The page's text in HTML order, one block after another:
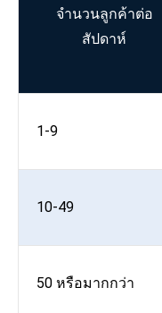
จำนวนลูกค้าต่อ
สัปดาห์
1-9
10-49
50 หรือมากกว่า